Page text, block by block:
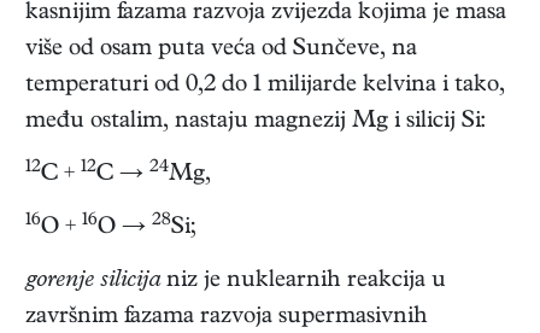
kasnijim fazama razvoja zvijezda kojima je masa
više od osam puta veća od Sunčeve, na
temperaturi od 0,2 do 1 milijarde kelvina i tako,
među ostalim, nastaju magnezij Mg i silicij Si:
12C + 12C → 24Mg,
16O + 16O → 28Si;
gorenje silicijaniz je nuklearnih reakcija u
završnim fazama razvoja supermasivnih